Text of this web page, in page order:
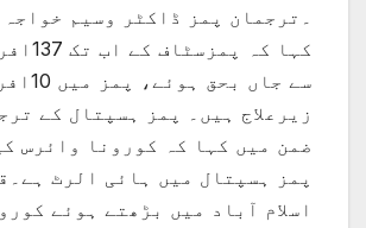
۔ترجمان پمز ڈاکٹر وسیم
کہا کہ
سے جاں
زیرعلاج ہیں۔ پمز ہسپتال کے
ضمن میں کہا کہ کورونا وائرس
پمز ہسپتال میں ہائی الرٹ
اسلام آباد میں بڑھتے ہوئے